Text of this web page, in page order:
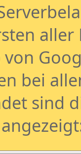
aller
bei
sind